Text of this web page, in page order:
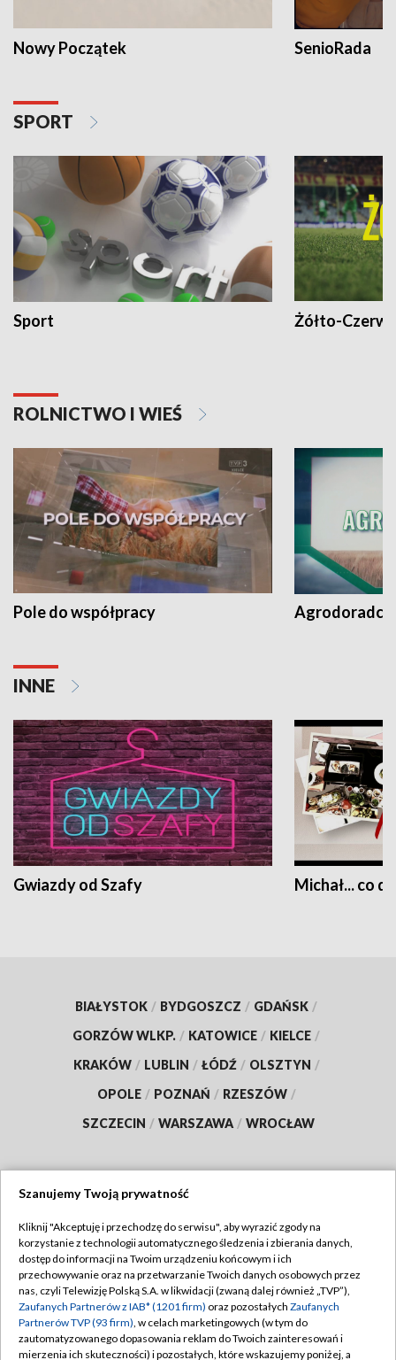
Nowy Początek SenioRada
SPORT
Sport Żółto-
ROLNICTWO I WIEŚ
Pole do współpracy Agrodoradcy
INNE
Gwiazdy od Szafy Michał... co
BIAŁYSTOK / BYDGOSZCZ / GDAŃSK /
GORZÓW WLKP. / KATOWICE / KIELCE /
KRAKÓW / LUBLIN / ŁÓDŹ / OLSZTYN /
OPOLE / POZNAŃ / RZESZÓW /
SZCZECIN / WARSZAWA / WROCŁAW
TVP
Abonament TVP
Emisja w TVP
Centrum informacji TVP
Regulamin TVP
Polityka prywatności
Moje zgody
Szanujemy Twoją prywatność
Kliknij "Akceptuję i przechodzę do serwisu", aby wyrazić zgody na
korzystanie z technologii automatycznego śledzenia i zbierania danych,
dostęp do informacji na Twoim urządzeniu końcowym i ich
przechowywanie oraz na przetwarzanie Twoich danych osobowych przez
nas, czyli Telewizję Polską S.A. w likwidacji (zwaną dalej również „TVP”),
Zaufanych Partnerów z IAB* (1201 firm) oraz pozostałych Zaufanych
Partnerów TVP (93 firm), w celach marketingowych (w tym do
zautomatyzowanego dopasowania reklam do Twoich zainteresowań i
mierzenia ich skuteczności) i pozostałych, które wskazujemy poniżej, a